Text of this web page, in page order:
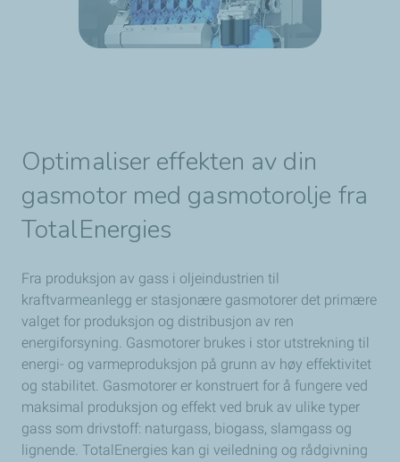
Optimaliser effekten av din
gasmotor med gasmotorolje fra
TotalEnergies
Fra produksjon av gass i oljeindustrien til
kraftvarmeanlegg er stasjonære gasmotorer det primære
valget for produksjon og distribusjon av ren
energiforsyning. Gasmotorer brukes i stor utstrekning til
energi- og varmeproduksjon på grunn av høy effektivitet
og stabilitet. Gasmotorer er konstruert for å fungere ved
maksimal produksjon og effekt ved bruk av ulike typer
gass som drivstoff: naturgass, biogass, slamgass og
lignende. TotalEnergies kan gi veiledning og rådgivning